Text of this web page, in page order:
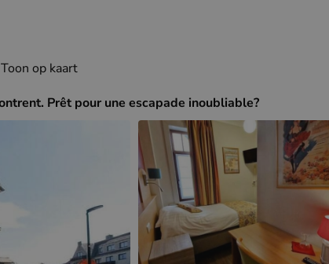
English
Toon op kaart
Prêt pour une escapade inoubliable?